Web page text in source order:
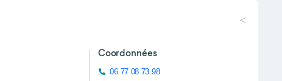
Coordonnées
06 77 08 73 98